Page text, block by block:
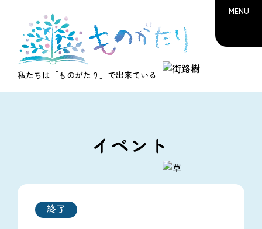
MENU
私たちは「ものがたり」で出来ている
イベント
終了